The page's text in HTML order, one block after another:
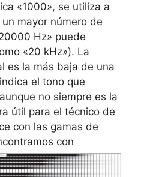
«1000», se utiliza a
mayor número de
Hz» puede
«20 kHz»). La
es la más baja de una
el tono que
no siempre es la
útil para el técnico de
con las gamas de
con